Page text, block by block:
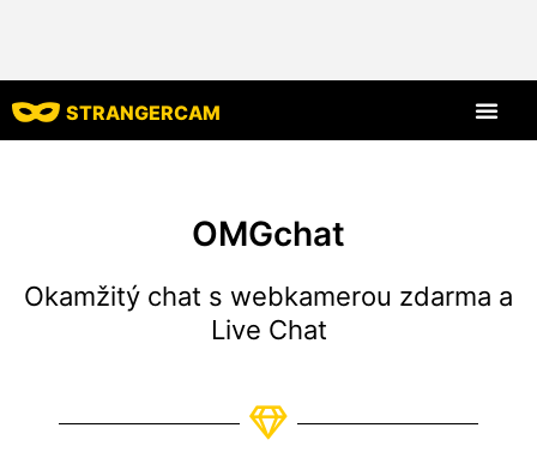
STRANGERCAM
OMGchat
Okamžitý chat s webkamerou zdarma a
Live Chat